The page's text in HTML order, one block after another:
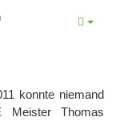
konnte niemand
Meister Thomas